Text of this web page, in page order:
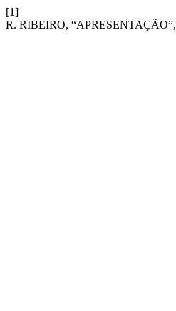
[1]
R. RIBEIRO, “APRESENTAÇÃO”,